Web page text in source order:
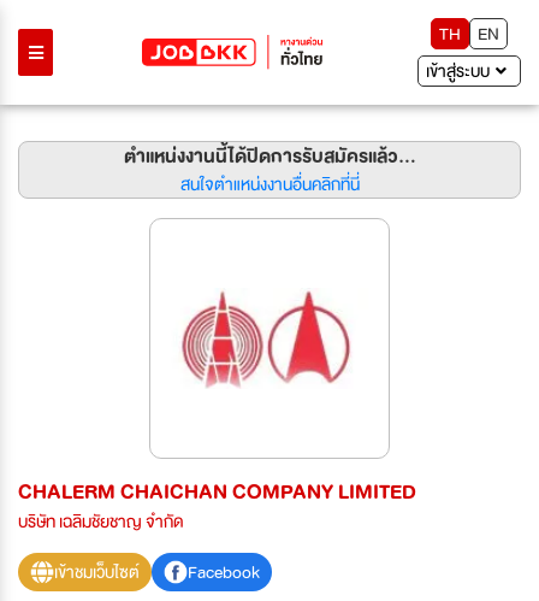
TH
EN
เข้าสู่ระบบ
ตำแหน่งงานนี้ได้ปิดการรับสมัครแล้ว...
สนใจตำแหน่งงานอื่นคลิกที่นี่
CHALERM CHAICHAN COMPANY LIMITED
บริษัท เฉลิมชัยชาญ จำกัด
เข้าชมเว็บไซต์
Facebook